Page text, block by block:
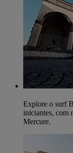
Explore o surf
iniciantes, com
Mercure.